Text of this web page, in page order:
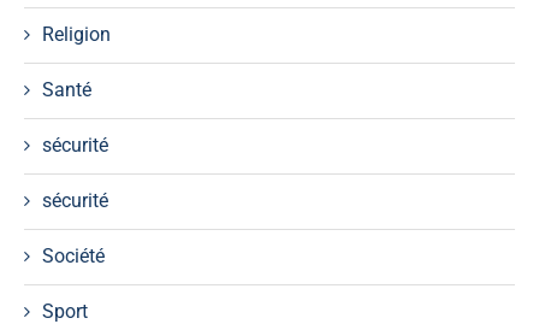
Religion
Santé
sécurité
sécurité
Société
Sport